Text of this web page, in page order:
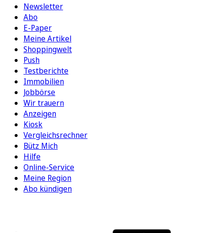
Newsletter
Abo
E-Paper
Meine Artikel
Shoppingwelt
Push
Testberichte
Immobilien
Jobbörse
Wir trauern
Anzeigen
Kiosk
Vergleichsrechner
Bütz Mich
Hilfe
Online-Service
Meine Region
Abo kündigen